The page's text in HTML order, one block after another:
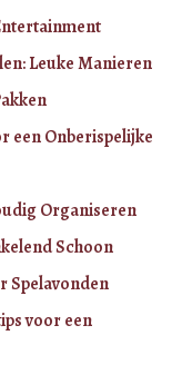
Leuke Manieren
een Onberispelijke
Organiseren
Schoon
Spelavonden
voor een